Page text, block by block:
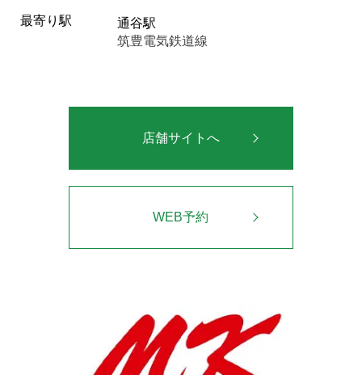
最寄り駅
通谷駅
筑豊電気鉄道線
店舗サイトへ
WEB予約